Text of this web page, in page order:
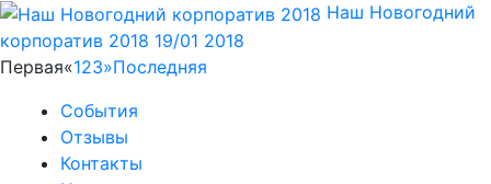
Наш Новогодний
корпоратив 2018 19/01 2018
Первая«123»Последняя
События
Отзывы
Контакты